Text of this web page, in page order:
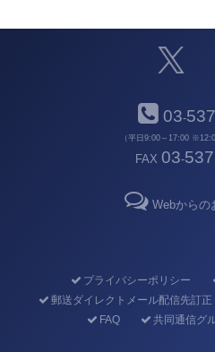
03-
（平日9:00～17:00
FAX 03-
Webからの
プライバシーポリシー
郵送ダイレクトメール配信先訂正
FAQ
共同通信グ